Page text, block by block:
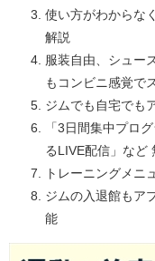
使い方がわからな
解説
服装自由、シュー
もコンビニ感覚で
ジムでも自宅でも
「3日間集中プロ
るLIVE配信」など
トレーニングメニ
ジムの入退館もア
能